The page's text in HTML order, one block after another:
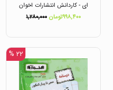
ای - کاردانش انتشارات اخوان
۹۹۸,۴۰۰تومان
۱,۲۸۰,۰۰۰
۲۲ %